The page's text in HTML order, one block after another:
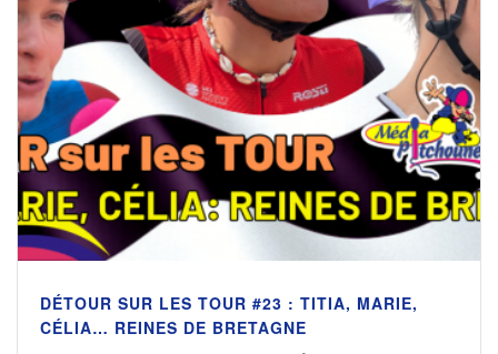
DÉTOUR SUR LES TOUR #23 : TITIA, MARIE,
CÉLIA… REINES DE BRETAGNE